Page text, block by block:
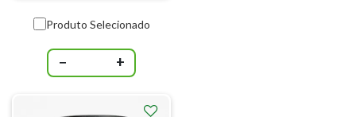
Produto Selecionado
− +